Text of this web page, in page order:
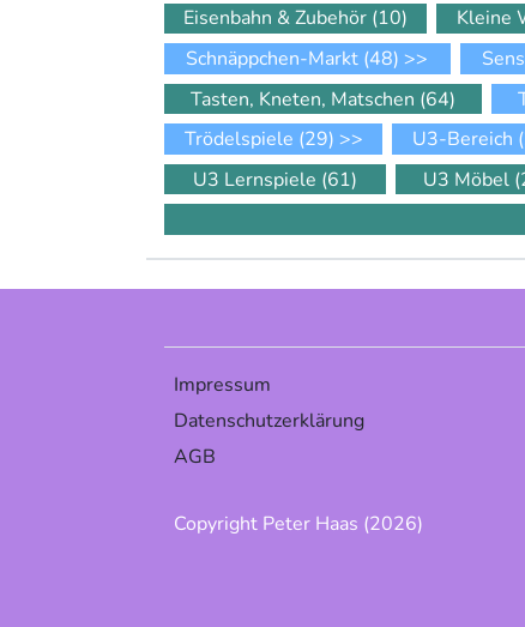
Eisenbahn & Zubehör (10) Kleine
Schnäppchen-Markt (48) >>
Tasten, Kneten, Matschen (64)
Trödelspiele (29) >> U3-Bereich
U3 Lernspiele (61) U3 Möbel
Impressum
Datenschutzerklärung
AGB
Copyright Peter Haas (2026)